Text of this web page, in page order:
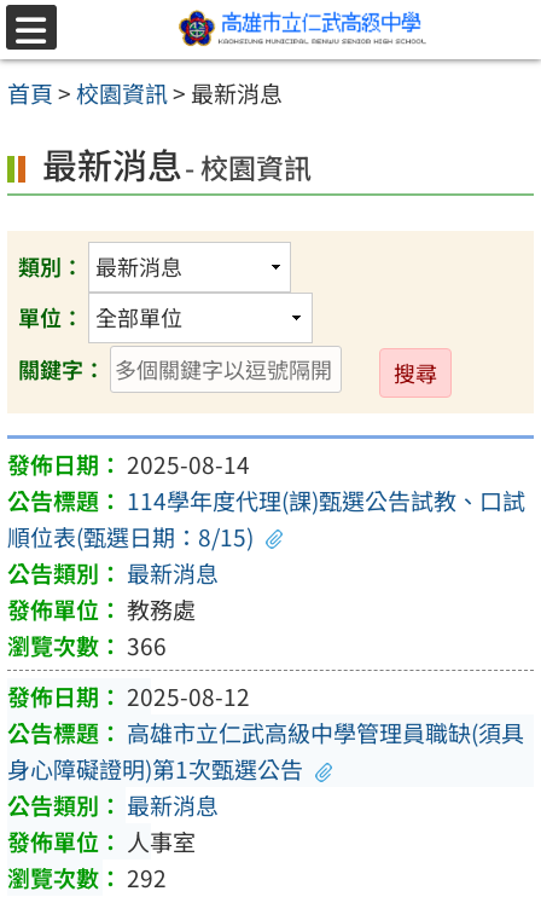
跳至主要內容區
選
單
首頁>校園資訊> 最新消息
最新消息- 校園資訊
類別：
單位：
關鍵字：
送
出
2025-08-14
114學年度代理(課)甄選公告試教、口試
順位表(甄選日期：8/15)
最新消息
教務處
366
2025-08-12
高雄市立仁武高級中學管理員職缺(須具
身心障礙證明)第1次甄選公告
最新消息
人事室
292